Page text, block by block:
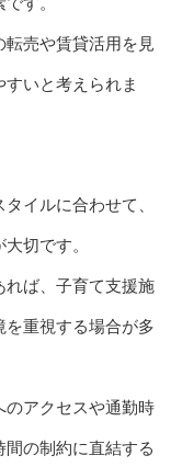
転売や賃貸活用を見
いと考えられま
イルに合わせて、
切です。
れば、子育て支援施
重視する場合が多
のアクセスや通勤時
の制約に直結する